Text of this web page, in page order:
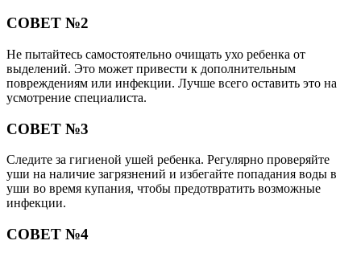
СОВЕТ №2
Не пытайтесь самостоятельно очищать ухо ребенка от
выделений. Это может привести к дополнительным
повреждениям или инфекции. Лучше всего оставить это на
усмотрение специалиста.
СОВЕТ №3
Следите за гигиеной ушей ребенка. Регулярно проверяйте
уши на наличие загрязнений и избегайте попадания воды в
уши во время купания, чтобы предотвратить возможные
инфекции.
СОВЕТ №4